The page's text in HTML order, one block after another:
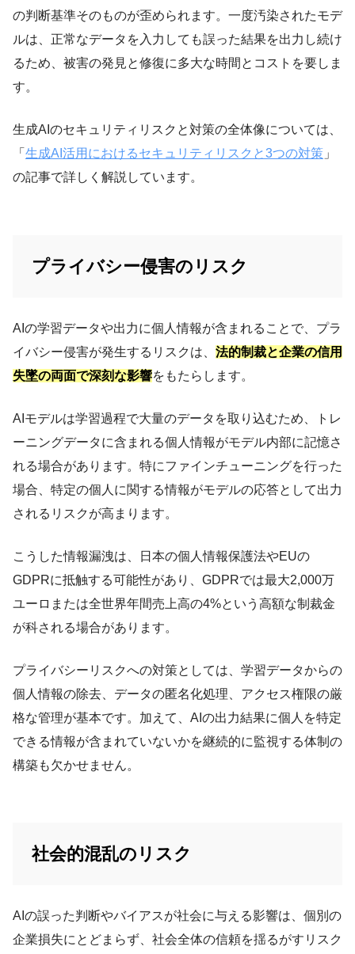
の判断基準そのものが歪められます。一度汚染されたモデ
ルは、正常なデータを入力しても誤った結果を出力し続け
るため、被害の発見と修復に多大な時間とコストを要しま
す。
生成AIのセキュリティリスクと対策の全体像については、
「 生成AI活用におけるセキュリティリスクと3つの対策 」
の記事で詳しく解説しています。
プライバシー侵害のリスク
AIの学習データや出力に個人情報が含まれることで、プラ
イバシー侵害が発生するリスクは、 法的制裁と企業の信用
失墜の両面で深刻な影響をもたらします。
AIモデルは学習過程で大量のデータを取り込むため、トレ
ーニングデータに含まれる個人情報がモデル内部に記憶さ
れる場合があります。特にファインチューニングを行った
場合、特定の個人に関する情報がモデルの応答として出力
されるリスクが高まります。
こうした情報漏洩は、日本の個人情報保護法やEUの
GDPRに抵触する可能性があり、GDPRでは最大2,000万
ユーロまたは全世界年間売上高の4%という高額な制裁金
が科される場合があります。
プライバシーリスクへの対策としては、学習データからの
個人情報の除去、データの匿名化処理、アクセス権限の厳
格な管理が基本です。加えて、AIの出力結果に個人を特定
できる情報が含まれていないかを継続的に監視する体制の
構築も欠かせません。
社会的混乱のリスク
AIの誤った判断やバイアスが社会に与える影響は、個別の
企業損失にとどまらず、社会全体の信頼を揺るがすリスク